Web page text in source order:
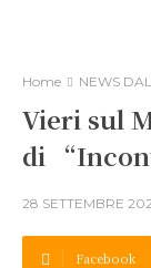
Home NEWS
Vieri sul
di
28 SETTEMBRE
Facebook